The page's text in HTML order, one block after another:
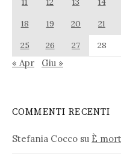
18
19 20 21
25
26 27 28
« Apr Giu »
COMMENTI RECENTI
Stefania Cocco su È